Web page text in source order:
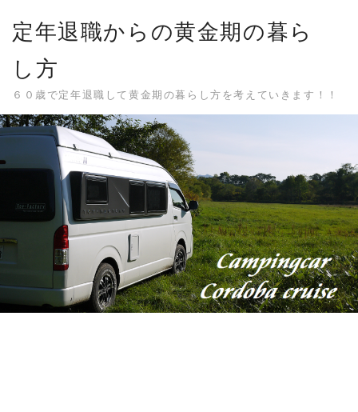
content
定年退職からの黄金期の暮ら
し方
６０歳で定年退職して黄金期の暮らし方を考えていきます！！